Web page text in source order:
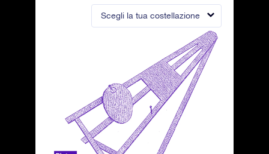
Scegli la tua costellazione